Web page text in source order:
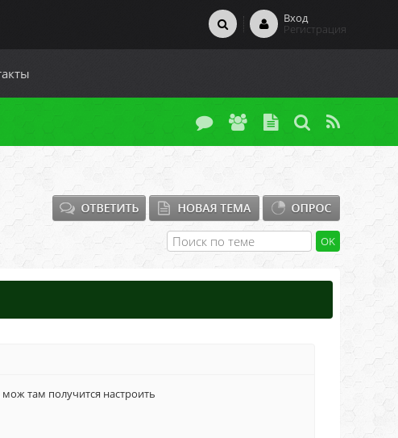
Вход
Регистрация
там получится настроить